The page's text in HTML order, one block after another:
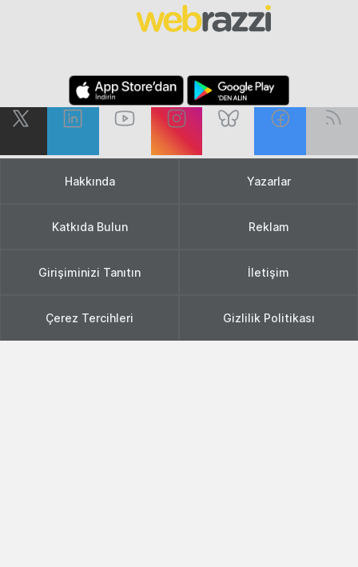
Hakkında Yazarlar
Katkıda Bulun Reklam
Girişiminizi Tanıtın İletişim
Çerez Tercihleri Gizlilik Politikası